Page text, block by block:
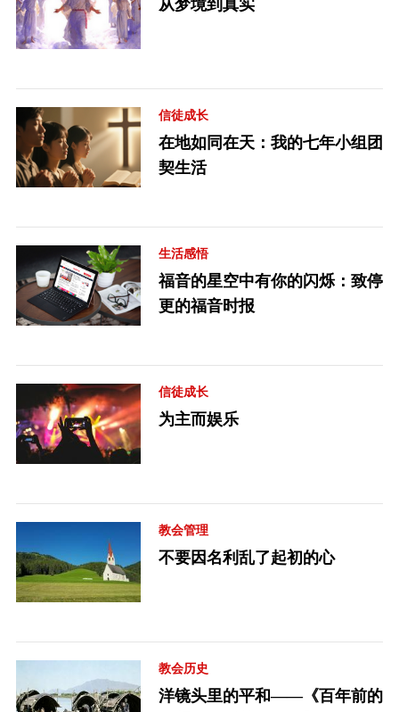
从梦境到真实
信徒成长
在地如同在天：我的七年小组团
契生活
生活感悟
福音的星空中有你的闪烁：致停
更的福音时报
信徒成长
为主而娱乐
教会管理
不要因名利乱了起初的心
教会历史
洋镜头里的平和——《百年前的